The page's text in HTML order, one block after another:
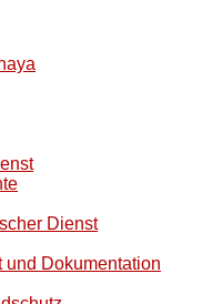
Dienst
und Dokumentation